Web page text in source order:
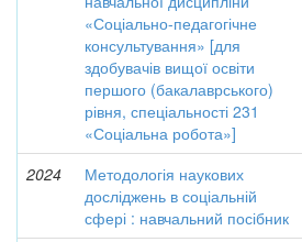
«Соціально-педагогічне
консультування» [для
здобувачів вищої освіти
першого (бакалаврського)
рівня, спеціальності 231
«Соціальна робота»]
2024
Методологія наукових
досліджень в соціальній
сфері : навчальний посібник